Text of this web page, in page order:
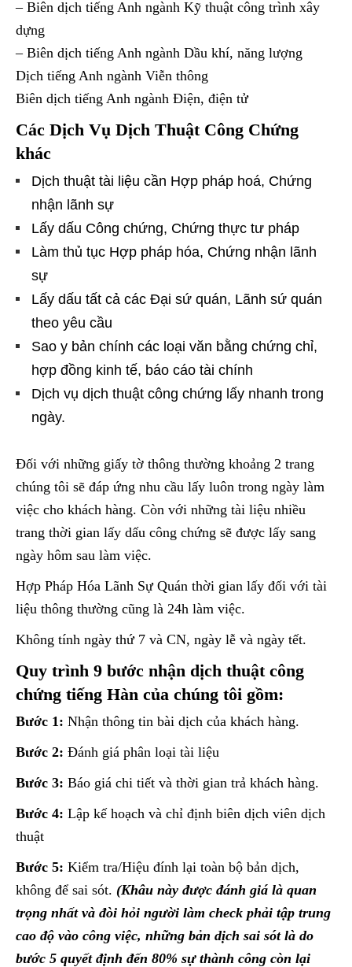
– Biên dịch tiếng Anh ngành Kỹ thuật công trình xây
dựng
– Biên dịch tiếng Anh ngành Dầu khí, năng lượng
Dịch tiếng Anh ngành Viễn thông
Biên dịch tiếng Anh ngành Điện, điện tử
Các Dịch Vụ Dịch Thuật Công Chứng
khác
Dịch thuật tài liệu cần Hợp pháp hoá, Chứng
nhận lãnh sự
Lấy dấu Công chứng, Chứng thực tư pháp
Làm thủ tục Hợp pháp hóa, Chứng nhận lãnh
sự
Lấy dấu tất cả các Đại sứ quán, Lãnh sứ quán
theo yêu cầu
Sao y bản chính các loại văn bằng chứng chỉ,
hợp đồng kinh tế, báo cáo tài chính
Dịch vụ dịch thuật công chứng lấy nhanh trong
ngày.
Đối với những giấy tờ thông thường khoảng 2 trang
chúng tôi sẽ đáp ứng nhu cầu lấy luôn trong ngày làm
việc cho khách hàng. Còn với những tài liệu nhiều
trang thời gian lấy dấu công chứng sẽ được lấy sang
ngày hôm sau làm việc.
Hợp Pháp Hóa Lãnh Sự Quán thời gian lấy đối với tài
liệu thông thường cũng là 24h làm việc.
Không tính ngày thứ 7 và CN, ngày lễ và ngày tết.
Quy trình 9 bước nhận dịch thuật công
chứng tiếng Hàn của chúng tôi gồm:
Bước 1: Nhận thông tin bài dịch của khách hàng.
Bước 2: Đánh giá phân loại tài liệu
Bước 3: Báo giá chi tiết và thời gian trả khách hàng.
Bước 4: Lập kế hoạch và chỉ định biên dịch viên dịch
thuật
Bước 5: Kiểm tra/Hiệu đính lại toàn bộ bản dịch,
không để sai sót. (Khâu này được đánh giá là quan
trọng nhất và đòi hỏi người làm check phải tập trung
cao độ vào công việc, những bản dịch sai sót là do
bước 5 quyết định đến 80% sự thành công còn lại